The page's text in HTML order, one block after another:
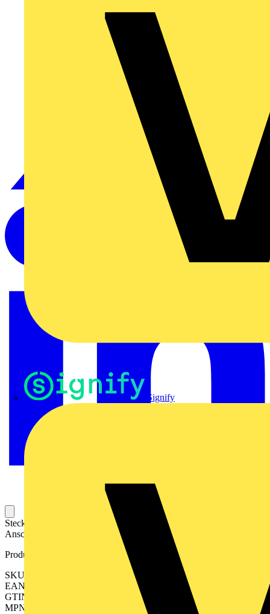
Signify
Steckbarer Leiterplatten-Anschluss mit innovatiever
Anschlusstechnologie für eine sichere und intuitive Handhabung.
Produktkennzeichen
SKU: 2499500000
EAN: 04050118512847
GTIN: 04050118512847
MPN: SV-SMT 7.62HP/03/90G 2.6SN BK BX